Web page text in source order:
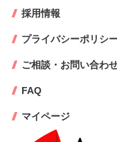
採用情報
プライバシーポリシ
ご相談・お問い合わ
FAQ
マイページ